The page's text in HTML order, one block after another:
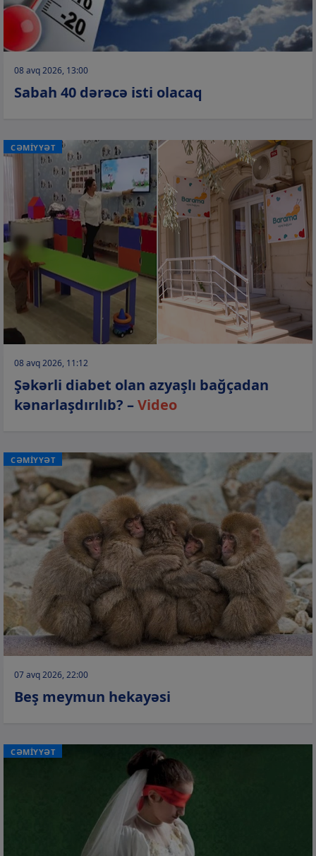
08 avq 2026, 13:00
Sabah 40 dərəcə isti olacaq
CƏMİYYƏT
08 avq 2026, 11:12
Şəkərli diabet olan azyaşlı bağçadan
kənarlaşdırılıb? –Video
CƏMİYYƏT
07 avq 2026, 22:00
Beş meymun hekayəsi
CƏMİYYƏT